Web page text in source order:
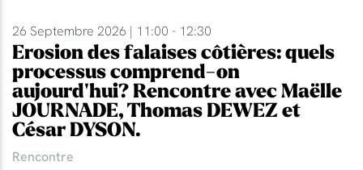
26 Septembre 2026 | 11:00 - 12:30
Erosion des falaises côtières: quels
processus comprend-on
aujourd'hui? Rencontre avec Maëlle
JOURNADE, Thomas DEWEZ et
César DYSON.
Rencontre